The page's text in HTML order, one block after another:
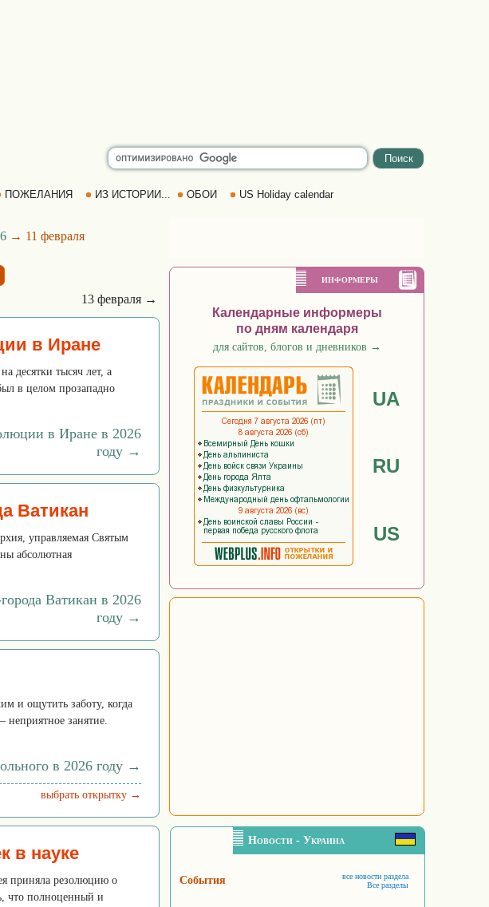
ПОЖЕЛАНИЯ ИЗ ИСТОРИИ... ОБОИ US Holiday calendar
→ 11 февраля
13 февраля →
в Иране
десятки тысяч лет, а
в целом прозападно
в Иране в 2026
году →
Ватикан
управляемая Святым
абсолютная
Ватикан в 2026
году →
и ощутить заботу, когда
неприятное занятие.
в 2026 году →
выбрать открытку →
в науке
приняла резолюцию о
что полноценный и
ИНФОРМЕРЫ
Календарные информеры
по дням календаря
для сайтов, блогов и дневников →
UA
RU
US
Новости - Украина
События
все новости раздела
Все разделы